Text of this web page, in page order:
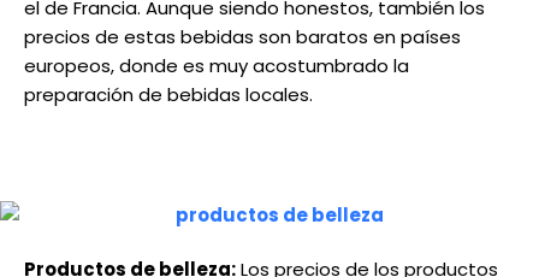
el de Francia. Aunque siendo honestos, también los
precios de estas bebidas son baratos en países
europeos, donde es muy acostumbrado la
preparación de bebidas locales.
Productos de belleza:Los precios de los productos